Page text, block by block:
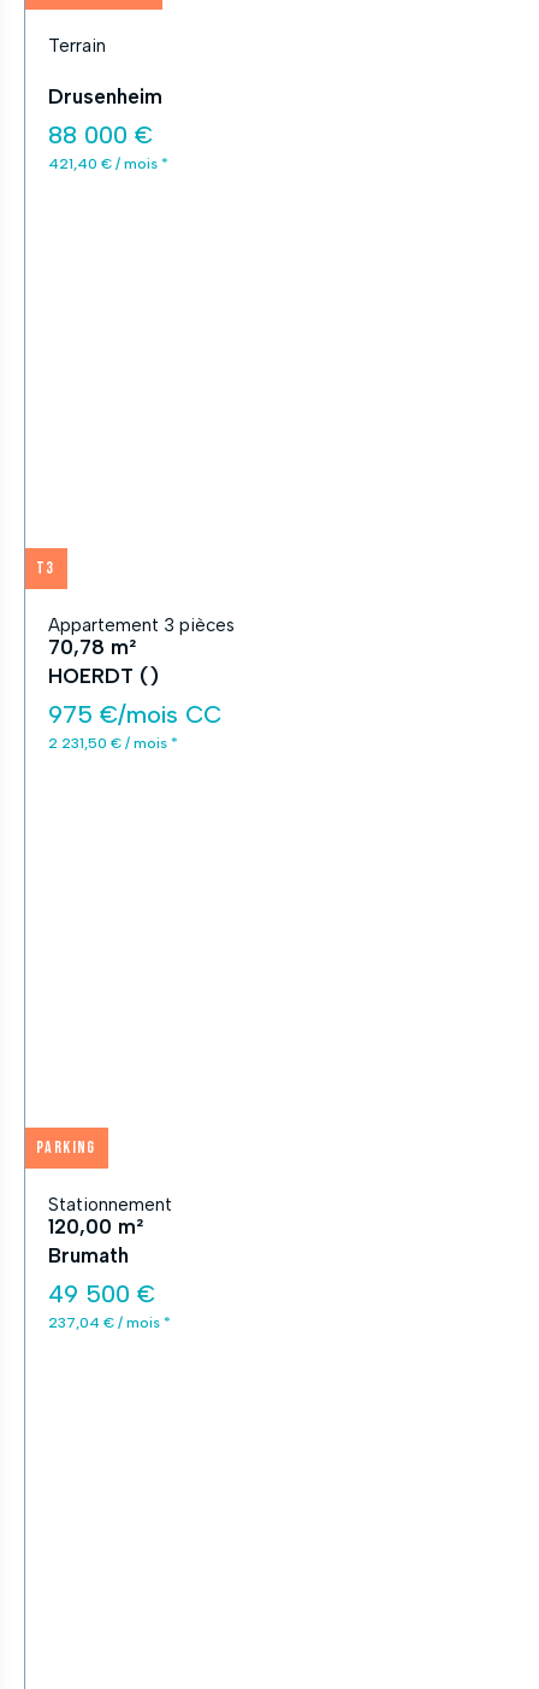
Terrain
Drusenheim
88 000 €
421,40 € / mois *
T3
Appartement 3 pièces
70,78 m²
HOERDT ()
975 €/mois CC
2 231,50 € / mois *
Parking
Stationnement
120,00 m²
Brumath
49 500 €
237,04 € / mois *